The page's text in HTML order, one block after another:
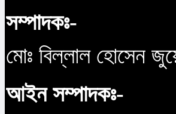
সম্পাদকঃ-
মোঃ বিল্লাল হোসেন
আইন সম্পাদকঃ-